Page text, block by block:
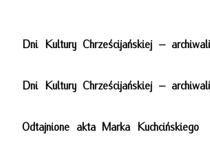
Dni Kultury Chrześcijańskiej –
Dni Kultury Chrześcijańskiej –
Odtajnione akta Marka Kuchcińskiego